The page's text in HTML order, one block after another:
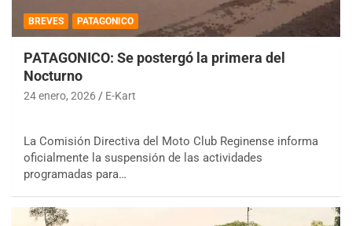
BREVES PATAGONICO
PATAGONICO: Se postergó la primera del
Nocturno
24 enero, 2026 E-Kart
La Comisión Directiva del Moto Club Reginense informa
oficialmente la suspensión de las actividades
programadas para…